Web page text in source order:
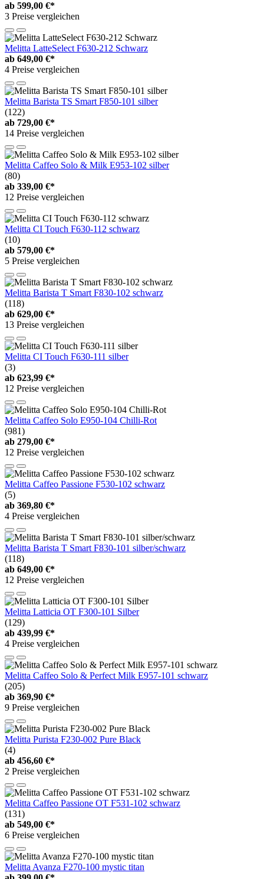
ab 599,00 €*
3 Preise vergleichen
Melitta LatteSelect F630-212 Schwarz
ab 649,00 €*
4 Preise vergleichen
Melitta Barista TS Smart F850-101 silber
(122)
ab 729,00 €*
14 Preise vergleichen
Melitta Caffeo Solo & Milk E953-102 silber
(80)
ab 339,00 €*
12 Preise vergleichen
Melitta CI Touch F630-112 schwarz
(10)
ab 579,00 €*
5 Preise vergleichen
Melitta Barista T Smart F830-102 schwarz
(118)
ab 629,00 €*
13 Preise vergleichen
Melitta CI Touch F630-111 silber
(3)
ab 623,99 €*
12 Preise vergleichen
Melitta Caffeo Solo E950-104 Chilli-Rot
(981)
ab 279,00 €*
12 Preise vergleichen
Melitta Caffeo Passione F530-102 schwarz
(5)
ab 369,80 €*
4 Preise vergleichen
Melitta Barista T Smart F830-101 silber/schwarz
(118)
ab 649,00 €*
12 Preise vergleichen
Melitta Latticia OT F300-101 Silber
(129)
ab 439,99 €*
4 Preise vergleichen
Melitta Caffeo Solo & Perfect Milk E957-101 schwarz
(205)
ab 369,90 €*
9 Preise vergleichen
Melitta Purista F230-002 Pure Black
(4)
ab 456,60 €*
2 Preise vergleichen
Melitta Caffeo Passione OT F531-102 schwarz
(131)
ab 549,00 €*
6 Preise vergleichen
Melitta Avanza F270-100 mystic titan